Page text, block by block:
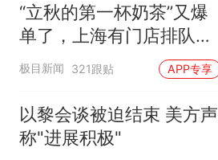
“立秋的第一杯奶茶”又爆
单了，上海有门店排队超
500杯，店员：今天奶茶
店都很忙，要等2个多小
时
极目新闻 321跟贴 APP专享
以黎会谈被迫结束 美方声
称"进展积极"